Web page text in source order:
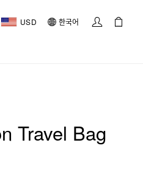
USD 한국어
Travel Bag